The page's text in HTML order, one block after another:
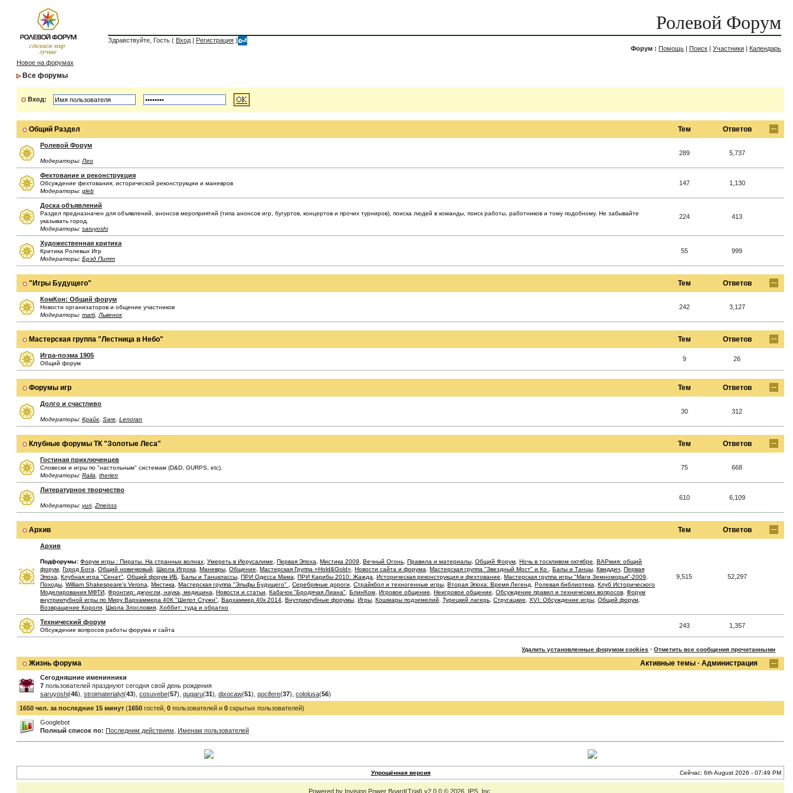
Ролевой Форум
Здравствуйте, Гость ( Вход | Регистрация )
Форум : Помощь | Поиск | Участники | Календарь
Новое на форумах
Все форумы
Вход:
Общий Раздел Тем Ответов
Ролевой Форум
Модераторы: Лео
289 5,737
Фехтование и реконструкция
Обсуждение фехтования, исторической реконструкции и маневров
Модераторы: gleb
147 1,130
Доска объявлений
Раздел предназначен для объявлений, анонсов мероприятий (типа анонсов игр, бугуртов, концертов и прочих турниров), поиска людей в команды, поиск работы, работников и тому подобному. Не забывайте
указывать город.
Модераторы: saruyoshi
224 413
Художественная критика
Критика Ролевых Игр
Модераторы: Брэд Питт
55 999
"Игры Будущего" Тем Ответов
КомКон: Общий форум
Новости организаторов и общение участников
Модераторы: marti, Львенок
242 3,127
Мастерская группа "Лестница в Небо" Тем Ответов
Игра-поэма 1905
Общий форум
9 26
Форумы игр Тем Ответов
Долго и счастливо
Модераторы: Крайк Sare Lenoran
30 312
Клубные форумы ТК "Золотые Леса" Тем Ответов
Гостиная приключенцев
Словески и игры по "настольным" системам (D&D, GURPS, etc).
Модераторы: Raila therien
75 668
Литературное творчество
Модераторы: yuri, Zmeisss
610 6,109
Архив Тем Ответов
Архив
Подфорумы: Форум игры : Пираты. На странных волнах Умереть в Иерусалиме Первая Эпоха Мистика 2009 Вечный Огонь Правила и материалы Общий Форум Ночь в тоскливом октябре
ВАРмия: общий
форум Город Бога Общий новичковый Школа Игрока Маневры Общение Мастерская Группа «Hold&Gold» Новости сайта и форума Мастерская группа "Звездный Мост" и Ко Балы и Танцы Квиддич Первая
Эпоха
Клубная игра "Сенат" Общий форум ИБ Балы и Танцклассы ПРИ Одесса Мама ПРИ Карибы 2010: Жажда Историческая реконструкция и фехтование Мастерская группа игры "Маги Земноморья"-2009
Походы William Shakespeare's Verona Мистика Мастерская группа "Эльфы Будущего" Серебряные дороги Страйкбол и техногенные игры Вторая Эпоха: Время Легенд Ролевая библиотека
Клуб Исторического
Моделирования МФТИ Фронтир: джунгли, наука, медицина Новости и статьи Кабачок "Бродячая Лиана" БлинКом Игровое общение Неигровое общение Обсуждение правил и технических вопросов Форум
внутриклубной игры по Миру Вархаммера 40К "Шепот Стужи" Вархаммер 40к 2014 Внутриклубные форумы Игры Кошмары подземелий Турецкий лагерь Стругацкие XVI: Обсуждение игры Общий форум
Возвращение Короля Школа Злословия Хоббит: туда и обратно
9,515 52,297
Технический форум
Обсуждение вопросов работы форума и сайта
243 1,357
Удалить установленные форумом cookies ·Отметить все сообщения прочитанными
Жизнь форума Активные темы · Администрация
Сегодняшние именинники
7 пользователей празднуют сегодня свой день рождения
saruyoshi(46), stroimaterialyt(43), cosuvebe(57), qugaru(31), dixocaw(51), qocifere(37), cololusa(56)
1650 чел. за последние 15 минут (1650 гостей, 0 пользователей и 0 скрытых пользователей)
Googlebot
Полный список по: Последним действиям Именам пользователей
Упрощённая версия Сейчас: 6th August 2026 - 07:49 PM
Powered by Invision Power Board(Trial) v2.0.0 © 2026 IPS, Inc.